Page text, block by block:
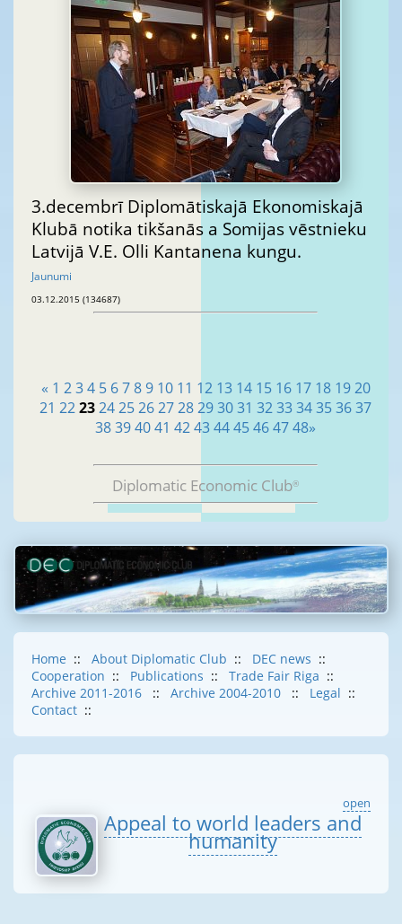
3.decembrī Diplomātiskajā Ekonomiskajā
Klubā notika tikšanās a Somijas vēstnieku
Latvijā V.E. Olli Kantanena kungu.
Jaunumi
03.12.2015 (134687)
« 1 2 3 4 5 6 7 8 9 10 11 12 13 14 15 16 17 18 19 20
21 22232425262728293031 323334353637
38394041 42434445464748»
Diplomatic Economic Club®
Home :: About Diplomatic Club :: DEC news ::
Cooperation :: Publications :: Trade Fair Riga ::
Archive 2011-2016
:: Archive 2004-2010 :: Legal ::
Contact ::
open
Appeal to world leaders and
humanity